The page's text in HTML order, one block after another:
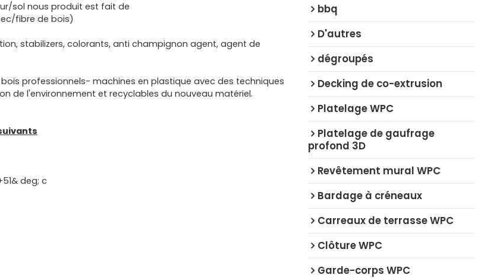
sol nous produit est fait de
fibre de bois)
stabilizers, colorants, anti champignon agent, agent de
professionnels- machines en plastique avec des techniques
de l'environnement et recyclables du nouveau matériel.
deg; c
bbq
D'autres
dégroupés
Decking de co-extrusion
Platelage WPC
Platelage de gaufrage
profond 3D
Revêtement mural WPC
Bardage à créneaux
Carreaux de terrasse WPC
Clôture WPC
Garde-corps WPC